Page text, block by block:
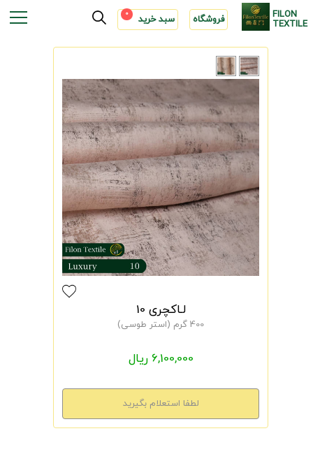
FILON
TEXTILE فروشگاه سبد خرید 0
لـاکچری 10
400 گرم (استر طوسی)
6,100,000 ریال